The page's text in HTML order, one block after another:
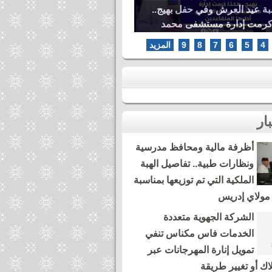
عيد العرش وفي حفل بهيج..
كرمت إدارة مستشفى محمد
المتقاعدين
4
5
6
7
8
9 المزيد
أظرفة مالية ومحافظ مدرسية
ونظارات طبية.. تفاصيل الهبة
الملكية التي تم توزيعها بمناسبة
مولاي إدريس
الشركة الجهوية متعددة
الخدمات فاس مكناس تنفي
تمويل إنارة المهرجانات عبر
أو تغيير طريقة